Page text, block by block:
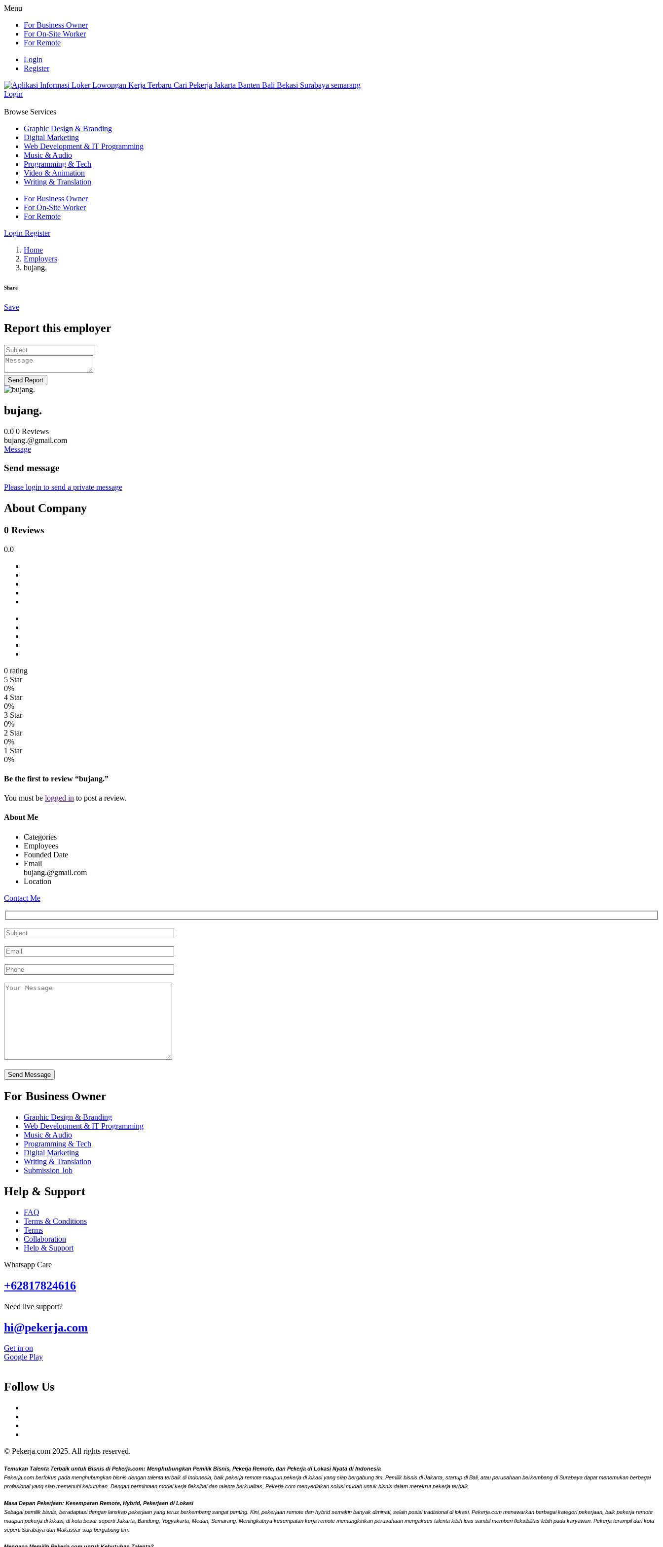
Menu
For Business Owner
For On-Site Worker
For Remote
Login
Register
Login
Browse Services
Graphic Design & Branding
Digital Marketing
Web Development & IT Programming
Music & Audio
Programming & Tech
Video & Animation
Writing & Translation
For Business Owner
For On-Site Worker
For Remote
Login Register
Home
Employers
bujang.
Share
Save
Report this employer
Send Report
bujang.
0.0 0 Reviews
bujang.@gmail.com
Message
Send message
Please login to send a private message
About Company
0 Reviews
0.0
0 rating
5 Star
0%
4 Star
0%
3 Star
0%
2 Star
0%
1 Star
0%
Be the first to review “bujang.”
You must be logged in to post a review.
About Me
Categories
Employees
Founded Date
Email
bujang.@gmail.com
Location
Contact Me
For Business Owner
Graphic Design & Branding
Web Development & IT Programming
Music & Audio
Programming & Tech
Digital Marketing
Writing & Translation
Submission Job
Help & Support
FAQ
Terms & Conditions
Terms
Collaboration
Help & Support
Whatsapp Care
+62817824616
Need live support?
hi@pekerja.com
Get in on
Google Play
Follow Us
© Pekerja.com 2025. All rights reserved.
Temukan Talenta Terbaik untuk Bisnis di Pekerja.com: Menghubungkan Pemilik Bisnis, Pekerja Remote, dan Pekerja di Lokasi Nyata di Indonesia
Pekerja.com berfokus pada menghubungkan bisnis dengan talenta terbaik di Indonesia, baik pekerja remote maupun pekerja di lokasi yang siap bergabung tim. Pemilik bisnis di Jakarta, startup di Bali, atau perusahaan berkembang di Surabaya dapat menemukan berbagai
profesional yang siap memenuhi kebutuhan. Dengan permintaan model kerja fleksibel dan talenta berkualitas, Pekerja.com menyediakan solusi mudah untuk bisnis dalam merekrut pekerja terbaik.
Masa Depan Pekerjaan: Kesempatan Remote, Hybrid, Pekerjaan di Lokasi
Sebagai pemilik bisnis, beradaptasi dengan lanskap pekerjaan yang terus berkembang sangat penting. Kini, pekerjaan remote dan hybrid semakin banyak diminati, selain posisi tradisional di lokasi. Pekerja.com menawarkan berbagai kategori pekerjaan, baik pekerja remote
maupun pekerja di lokasi, di kota besar seperti Jakarta, Bandung, Yogyakarta, Medan, Semarang. Meningkatnya kesempatan kerja remote memungkinkan perusahaan mengakses talenta lebih luas sambil memberi fleksibilitas lebih pada karyawan. Pekerja terampil dari kota
seperti Surabaya dan Makassar siap bergabung tim.